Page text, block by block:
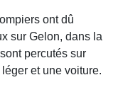
ont dû
sur Gelon, dans la
percutés sur
et une voiture.